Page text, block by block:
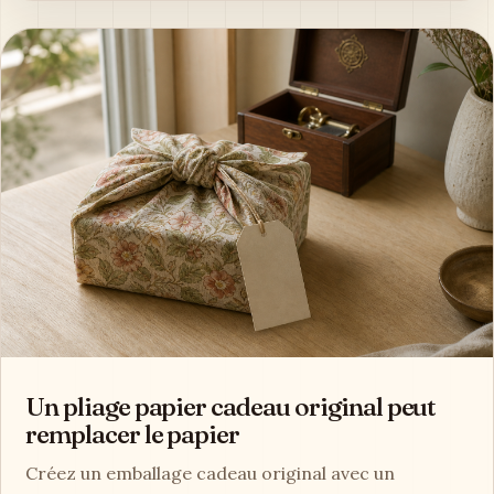
Un pliage papier cadeau original peut
remplacer le papier
Créez un emballage cadeau original avec un